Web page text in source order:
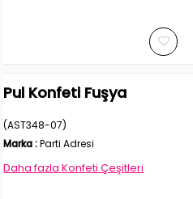
Pul Konfeti Fuşya
(AST348-07)
Marka : Parti Adresi
Daha fazlaKonfeti Çeşitleri